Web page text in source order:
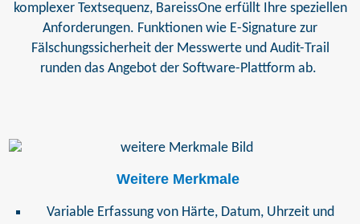
komplexer Textsequenz, BareissOne erfüllt Ihre speziellen
Anforderungen. Funktionen wie E-Signature zur
Fälschungssicherheit der Messwerte und Audit-Trail
runden das Angebot der Software-Plattform ab.
Weitere Merkmale
Variable Erfassung von Härte, Datum, Uhrzeit und